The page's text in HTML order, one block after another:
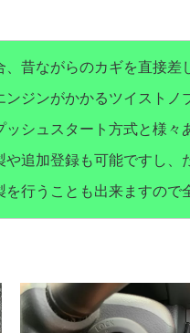
、昔ながらのカギを直接差
ンジンがかかるツイストノ
ッシュスタート方式と様々
や追加登録も可能ですし、
を行うことも出来ますので